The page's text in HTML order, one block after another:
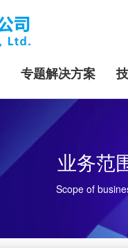
专题解决方案
业务范
Scope of